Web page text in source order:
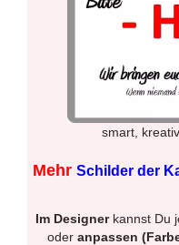
smart,
Mehr Schilder der
Im Designerkannst Du
oder anpassen